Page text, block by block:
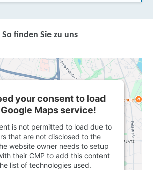
So finden Sie zu uns
your consent to load
Maps service!
is not permitted to load due to
that are not disclosed to the
website owner needs to setup
their CMP to add this content
list of technologies used.